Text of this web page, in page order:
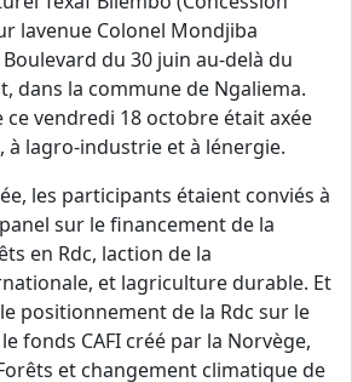
lavenue Colonel Mondjiba
du 30 juin au-delà du
dans la commune de Ngaliema.
ce vendredi 18 octobre était axée
lagro-industrie et à lénergie.
les participants étaient conviés à
sur le financement de la
en Rdc, laction de la
et lagriculture durable. Et
positionnement de la Rdc sur le
fonds CAFI créé par la Norvège,
et changement climatique de